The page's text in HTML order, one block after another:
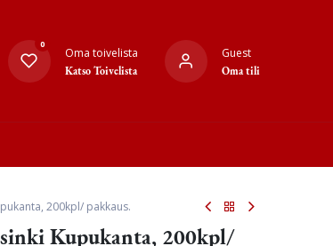
0
Oma toivelista
Katso Toivelista
Guest
Oma tili
200kpl/ pakkaus.
Kupukanta, 200kpl/